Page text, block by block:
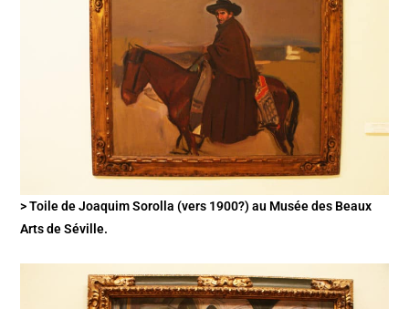
> Toile de Joaquim Sorolla (vers 1900?) au Musée des Beaux
Arts de Séville.